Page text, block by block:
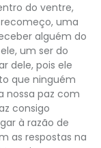
do ventre,
uma
alguém do
um ser do
dele, pois ele
que ninguém
nossa paz com
consigo
à razão de
as respostas na